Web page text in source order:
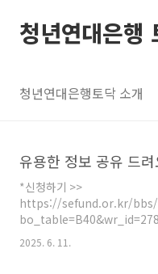
청년연대은행
청년연대은행토닥 소개
*신청하기 >>
https://sefund.or.kr/
bo_table=B40&wr_id=278
2025. 6. 11.